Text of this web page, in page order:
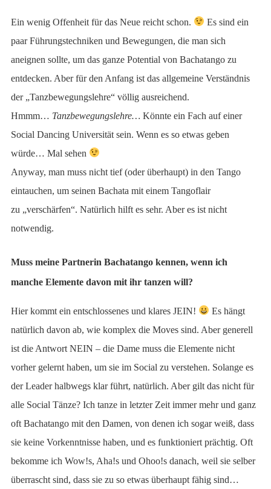
Ein wenig Offenheit für das Neue reicht schon.
Es sind ein
paar Führungstechniken und Bewegungen, die man sich
aneignen sollte, um das ganze Potential von Bachatango zu
entdecken. Aber für den Anfang ist das allgemeine Verständnis
der „Tanzbewegungslehre“ völlig ausreichend.
Hmmm… Tanzbewegungslehre… Könnte ein Fach auf einer
Social Dancing Universität sein. Wenn es so etwas geben
würde… Mal sehen
Anyway, man muss nicht tief (oder überhaupt) in den Tango
eintauchen, um seinen Bachata mit einem Tangoflair
zu „verschärfen“. Natürlich hilft es sehr. Aber es ist nicht
notwendig.
Muss meine Partnerin Bachatango kennen, wenn ich
manche Elemente davon mit ihr tanzen will?
Hier kommt ein entschlossenes und klares JEIN!
Es hängt
natürlich davon ab, wie komplex die Moves sind. Aber generell
ist die Antwort NEIN – die Dame muss die Elemente nicht
vorher gelernt haben, um sie im Social zu verstehen. Solange es
der Leader halbwegs klar führt, natürlich. Aber gilt das nicht für
alle Social Tänze? Ich tanze in letzter Zeit immer mehr und ganz
oft Bachatango mit den Damen, von denen ich sogar weiß, dass
sie keine Vorkenntnisse haben, und es funktioniert prächtig. Oft
bekomme ich Wow!s, Aha!s und Ohoo!s danach, weil sie selber
überrascht sind, dass sie zu so etwas überhaupt fähig sind…